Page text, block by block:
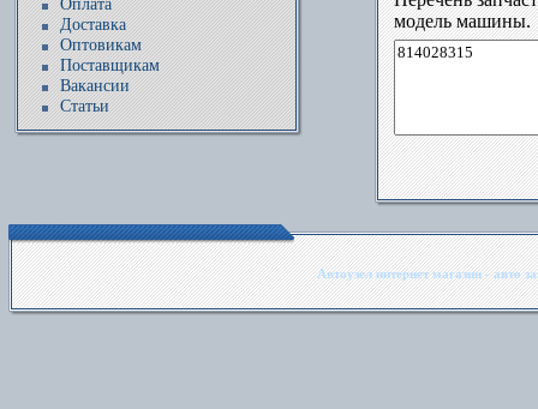
Оплата
Доставка
Оптовикам
Поставщикам
Вакансии
Статьи
модель машины.
Автоузел интернет магазин - авто